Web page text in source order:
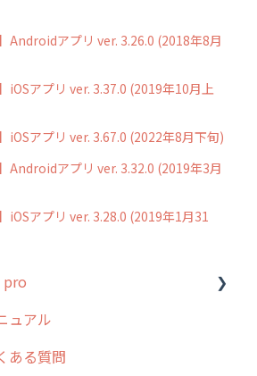
Androidアプリ ver. 3.26.0 (2018年8月
iOSアプリ ver. 3.37.0 (2019年10月上
iOSアプリ ver. 3.67.0 (2022年8月下旬)
Androidアプリ ver. 3.32.0 (2019年3月
iOSアプリ ver. 3.28.0 (2019年1月31
pro
ュアル
ある質問